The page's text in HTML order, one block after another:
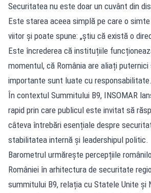
Securitatea nu este doar un cuvânt din
Este starea aceea simplă pe care o
viitor și poate spune: „știu că există o
Este încrederea că instituțiile
momentul, că România are aliați
importante sunt luate cu responsabilitate.
În contextul Summitului B9, INSOMAR
rapid prin care publicul este invitat să
câteva întrebări esențiale despre
stabilitatea internă și leadershipul politic.
Barometrul urmărește percepțiile
României în arhitectura de securitate
summitului B9, relația cu Statele Unite și